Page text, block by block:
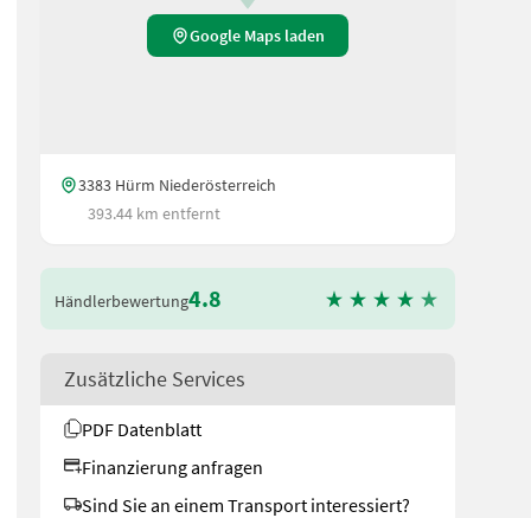
Google Maps laden
3383 Hürm Niederösterreich
393.44 km entfernt
Händlerbewertung4.8
Zusätzliche Services
PDF Datenblatt
Finanzierung anfragen
Sind Sie an einem Transport interessiert?